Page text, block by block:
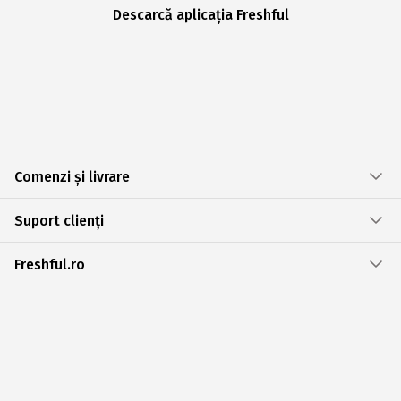
Descarcă aplicația Freshful
Comenzi și livrare
Suport clienți
Freshful.ro